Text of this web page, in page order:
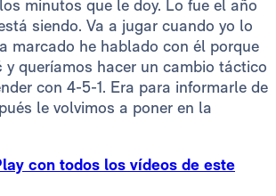
minutos que le doy. Lo fue el año
siendo. Va a jugar cuando yo lo
marcado he hablado con él porque
y queríamos hacer un cambio táctico
con 4-5-1. Era para informarle de
le volvimos a poner en la
con todos los vídeos de este